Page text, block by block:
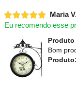
Maria
Eu recomendo esse
Bom
Produto: